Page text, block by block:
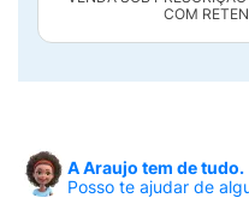
COM
A Araujo tem de tudo.
Posso te ajudar de